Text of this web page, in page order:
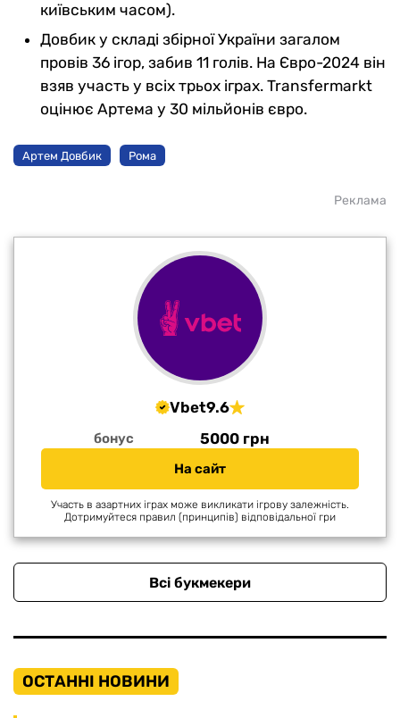
київським часом).
Довбик у складі збірної України загалом
провів 36 ігор, забив 11 голів. На Євро-2024 він
взяв участь у всіх трьох іграх. Transfermarkt
оцінює Артема у 30 мільйонів євро.
Артем Довбик Рома
Реклама
Vbet9.6
бонус 5000 грн
На сайт
Участь в азартних іграх може викликати ігрову залежність.
Дотримуйтеся правил (принципів) відповідальної гри
Всі букмекери
ОСТАННІ НОВИНИ